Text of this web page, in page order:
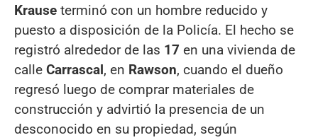
Krause terminó con un hombre reducido y
puesto a disposición de la Policía. El hecho se
registró alrededor de las 17 en una vivienda de
calle Carrascal, en Rawson, cuando el dueño
regresó luego de comprar materiales de
construcción y advirtió la presencia de un
desconocido en su propiedad, según